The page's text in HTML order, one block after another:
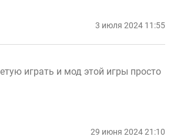
3 июля 2024 11:55
играть и мод этой игры просто
29 июня 2024 21:10